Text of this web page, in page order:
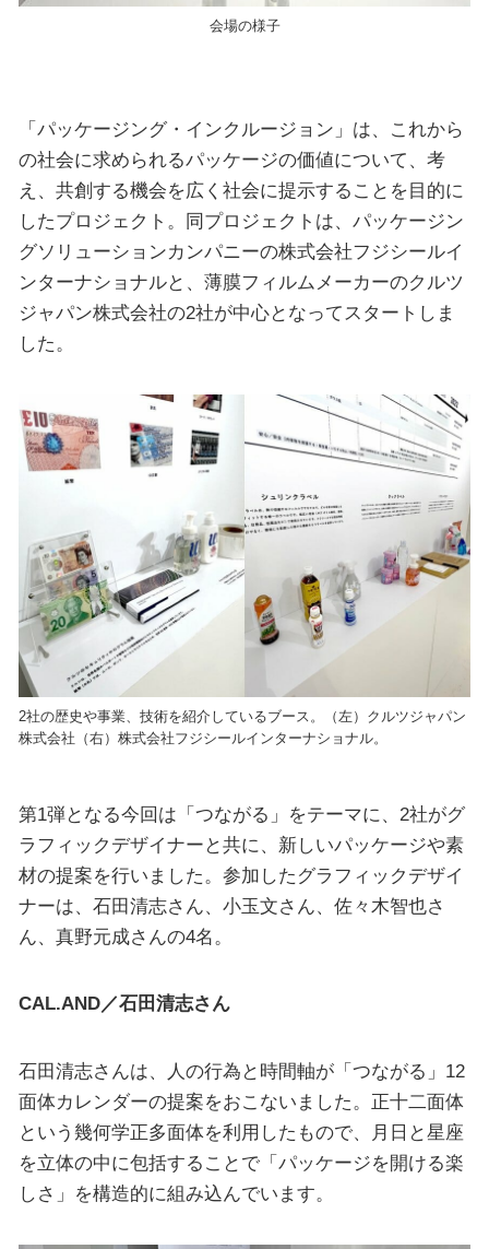
会場の様子
「パッケージング・インクルージョン」は、これから
の社会に求められるパッケージの価値について、考
え、共創する機会を広く社会に提示することを目的に
したプロジェクト。同プロジェクトは、パッケージン
グソリューションカンパニーの株式会社フジシールイ
ンターナショナルと、薄膜フィルムメーカーのクルツ
ジャパン株式会社の2社が中心となってスタートしま
した。
2社の歴史や事業、技術を紹介しているブース。（左）クルツジャパン
株式会社（右）株式会社フジシールインターナショナル。
第1弾となる今回は「つながる」をテーマに、2社がグ
ラフィックデザイナーと共に、新しいパッケージや素
材の提案を行いました。参加したグラフィックデザイ
ナーは、石田清志さん、小玉文さん、佐々木智也さ
ん、真野元成さんの4名。
CAL.AND／石田清志さん
石田清志さんは、人の行為と時間軸が「つながる」12
面体カレンダーの提案をおこないました。正十二面体
という幾何学正多面体を利用したもので、月日と星座
を立体の中に包括することで「パッケージを開ける楽
しさ」を構造的に組み込んでいます。